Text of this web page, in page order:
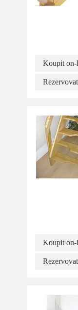
Koupit on-
Koupit on-